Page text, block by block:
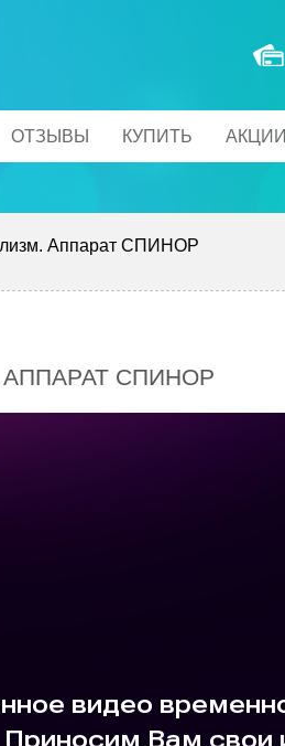
ОТЗЫВЫ КУПИТЬ АКЦИИ
Аппарат СПИНОР
СПИНОР